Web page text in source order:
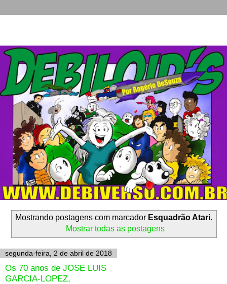
Mostrando postagens com marcador Esquadrão Atari.
Mostrar todas as postagens
segunda-feira, 2 de abril de 2018
Os 70 anos de JOSE LUIS
GARCIA-LOPEZ,